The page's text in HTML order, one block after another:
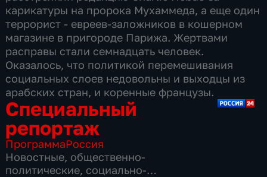
карикатуры на пророка Мухаммеда, а еще один
террорист - евреев-заложников в кошерном
магазине в пригороде Парижа. Жертвами
расправы стали семнадцать человек.
Оказалось, что политикой перемешивания
социальных слоев недовольны и выходцы из
арабских стран, и коренные французы.
Специальный
репортаж
ПрограммаРоссия
Новостные, общественно-
политические, социально-